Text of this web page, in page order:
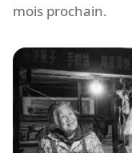
mois prochain.